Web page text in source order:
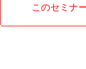
このセミナ